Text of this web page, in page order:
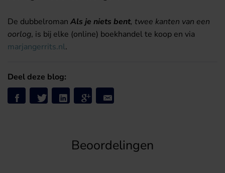
De dubbelroman Als je niets bent, twee kanten van een
oorlog, is bij elke (online) boekhandel te koop en via
marjangerrits.nl.
Deel deze blog:
Beoordelingen